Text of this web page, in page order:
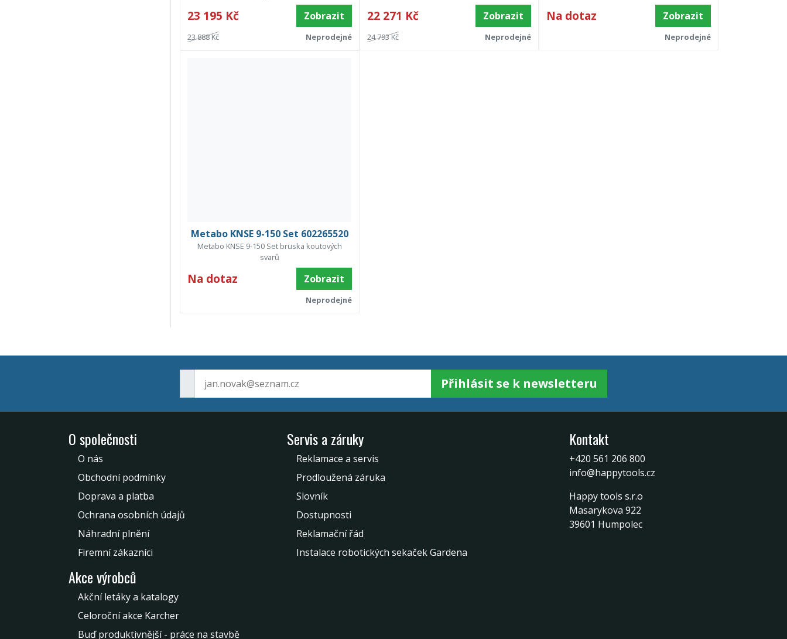
23 195 Kč Zobrazit
23 888 Kč Neprodejné
22 271 Kč Zobrazit
24 793 Kč Neprodejné
Na dotaz Zobrazit
Neprodejné
Metabo KNSE 9-150 Set 602265520
Metabo KNSE 9-150 Set bruska koutových
svarů
Na dotaz Zobrazit
Neprodejné
Přihlásit se k newsletteru
O společnosti
O nás
Obchodní podmínky
Doprava a platba
Ochrana osobních údajů
Náhradní plnění
Firemní zákazníci
Servis a záruky
Reklamace a servis
Prodloužená záruka
Slovník
Dostupnosti
Reklamační řád
Instalace robotických sekaček Gardena
Akce výrobců
Akční letáky a katalogy
Celoroční akce Karcher
Buď produktivnější - práce na stavbě
Kontakt
+420 561 206 800
info@happytools.cz
Happy tools s.r.o
Masarykova 922
39601 Humpolec